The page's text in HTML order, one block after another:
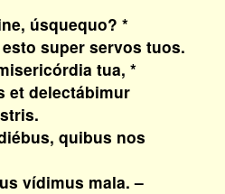
úsquequo? *
super servos tuos.
tua, *
delectábimur
quibus nos
vídimus mala. –